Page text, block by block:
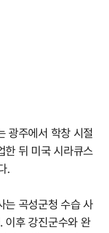
광주에서 학창 시절
한 뒤 미국 시라큐스
.
곡성군청 수습 사
이후 강진군수와 완